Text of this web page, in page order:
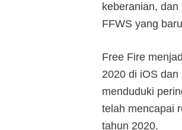
keberanian,
FFWS yang
Free Fire
2020 di iOS
menduduki
telah mencapai
tahun 2020.